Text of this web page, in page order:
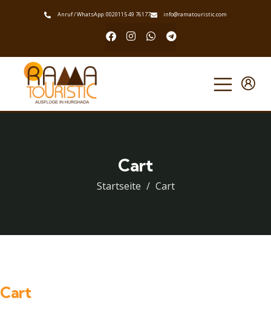
Anruf / WhatsApp: 0020115 49 76177 info@ramatouristic.com
Cart
Startseite Cart
Cart